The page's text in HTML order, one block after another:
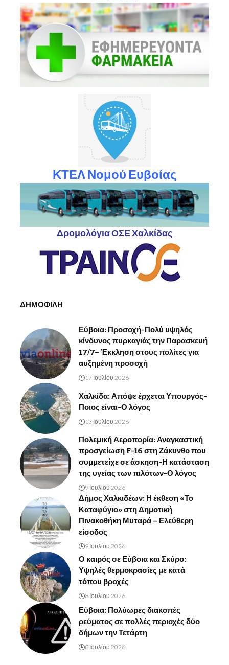
ΚΤΕΛ Νομού Ευβοίας
Δρομολόγια ΟΣΕ Χαλκίδας
ΔΗΜΟΦΙΛΗ
Εύβοια: Προσοχή-Πολύ υψηλός
κίνδυνος πυρκαγιάς την Παρασκευή
17/7– Έκκληση στους πολίτες για
αυξημένη προσοχή
17 Ιουλίου 2026
Χαλκίδα: Απόψε έρχεται Υπουργός-
Ποιος είναι-Ο λόγος
13 Ιουλίου 2026
Πολεμική Αεροπορία: Αναγκαστική
προσγείωση F-16 στη Ζάκυνθο που
συμμετείχε σε άσκηση-Η κατάσταση
της υγείας των πιλότων-Ο λόγος
9 Ιουλίου 2026
Δήμος Χαλκιδέων: Η έκθεση «Το
Καταφύγιο» στη Δημοτική
Πινακοθήκη Μυταρά – Ελεύθερη
είσοδος
9 Ιουλίου 2026
Ο καιρός σε Εύβοια και Σκύρο:
Υψηλές θερμοκρασίες με κατά
τόπου βροχές
8 Ιουλίου 2026
Εύβοια: Πολύωρες διακοπές
ρεύματος σε πολλές περιοχές δύο
δήμων την Τετάρτη
8 Ιουλίου 2026